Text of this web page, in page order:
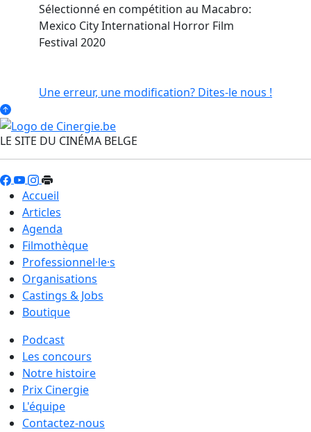
Sélectionné en compétition au Macabro:
Mexico City International Horror Film
Festival 2020
Une erreur, une modification? Dites-le nous !
LE SITE DU CINÉMA BELGE
Accueil
Articles
Agenda
Filmothèque
Professionnel·le·s
Organisations
Castings & Jobs
Boutique
Podcast
Les concours
Notre histoire
Prix Cinergie
L'équipe
Contactez-nous